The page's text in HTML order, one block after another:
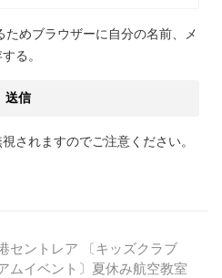
ためブラウザーに自分の名前、メ
る。
されますのでご注意ください。
セントレア 〔キッズクラブ
ムイベント〕夏休み航空教室